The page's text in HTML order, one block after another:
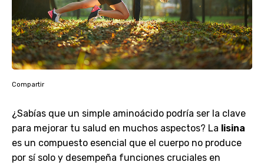
Compartir
¿Sabías que un simple aminoácido podría ser la clave
para mejorar tu salud en muchos aspectos? La lisina
es un compuesto esencial que el cuerpo no produce
por sí solo y desempeña funciones cruciales en